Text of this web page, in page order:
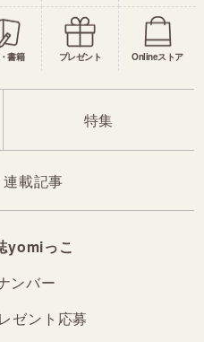
書籍 プレゼント Onlineストア
特集
載記事
yomiっこ
ンバー
ゼント応募